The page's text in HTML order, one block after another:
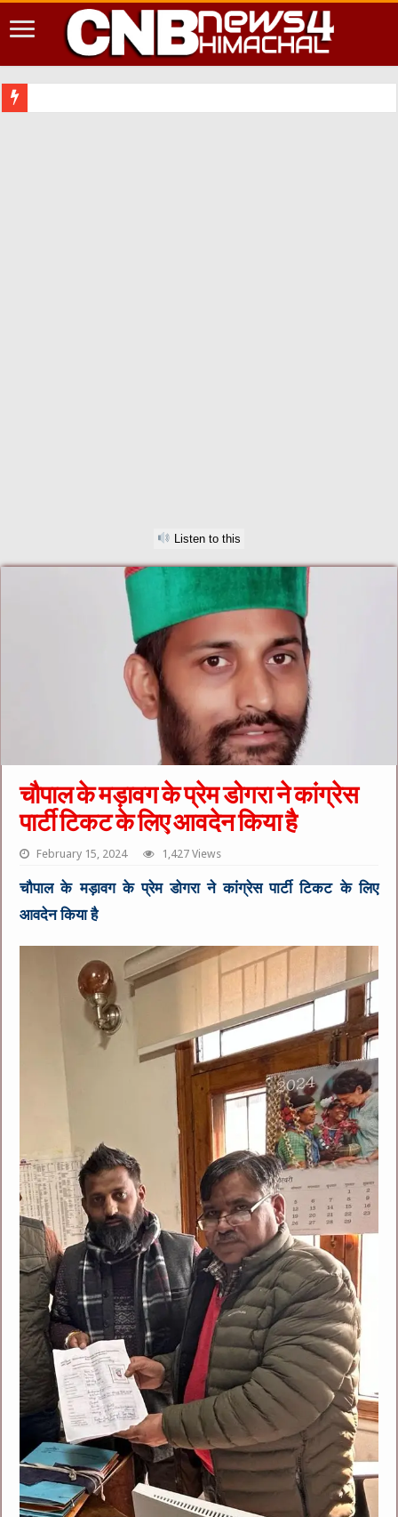
Listen to this
चौपाल के मड़ावग के प्रेम डोगरा ने कांग्रेस
पार्टी टिकट के लिए आवदेन किया है
February 15, 2024 1,427 Views
चौपाल के मड़ावग के प्रेम डोगरा ने कांग्रेस पार्टी टिकट के लिए
आवदेन किया है